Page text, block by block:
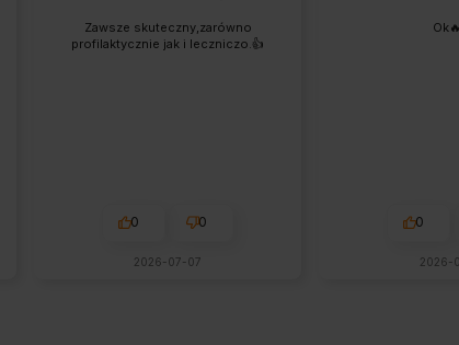
Zawsze skuteczny,zarówno
profilaktycznie jak i leczniczo.👍️
0 0
2026-07-07
0
2026-